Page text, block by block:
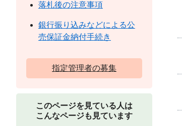
落札後の注意事項
銀行振り込みなどによる公
売保証金納付手続き
指定管理者の募集
このページを見ている人は
こんなページも見ています